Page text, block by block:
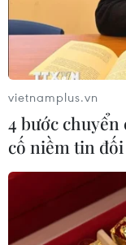
vietnamplus.vn
4 bước chuyển
cố niềm tin